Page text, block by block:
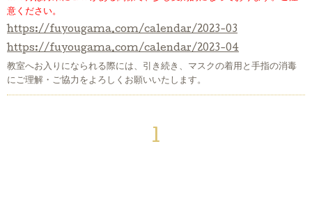
意ください。
https://fuyougama.com/calendar/2023-03
https://fuyougama.com/calendar/2023-04
教室へお入りになられる際には、引き続き、マスクの着用と手指の消毒
にご理解・ご協力をよろしくお願いいたします。
1